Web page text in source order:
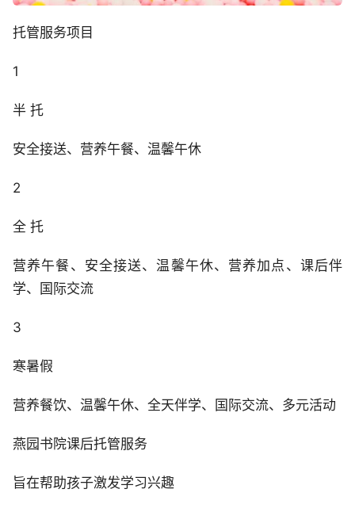
托管服务项目
1
半 托
安全接送、营养午餐、温馨午休
2
全 托
营养午餐、安全接送、温馨午休、营养加点、课后伴
学、国际交流
3
寒暑假
营养餐饮、温馨午休、全天伴学、国际交流、多元活动
燕园书院课后托管服务
旨在帮助孩子激发学习兴趣